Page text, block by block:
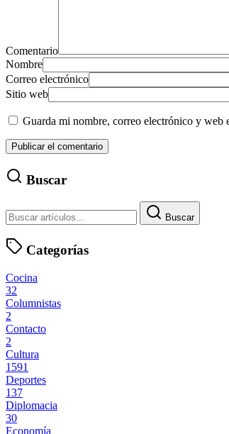
Comentario
Nombre
Correo electrónico
Sitio web
Guarda mi nombre, correo electrónico y web
Buscar
Buscar
Categorías
Cocina
32
Columnistas
2
Contacto
2
Cultura
1591
Deportes
137
Diplomacia
30
Economía